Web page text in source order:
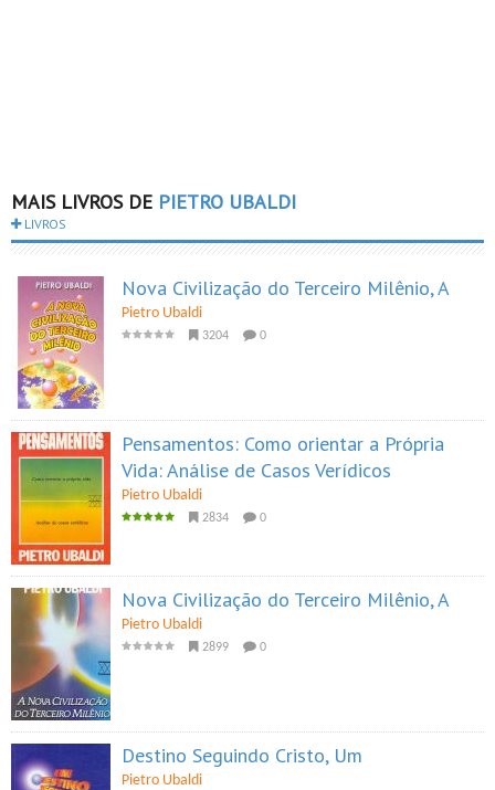
MAIS LIVROS DE PIETRO UBALDI
LIVROS
Nova Civilização do Terceiro Milênio, A
Pietro Ubaldi
3204 0
Pensamentos: Como orientar a Própria
Vida: Análise de Casos Verídicos
Pietro Ubaldi
2834 0
Nova Civilização do Terceiro Milênio, A
Pietro Ubaldi
2899 0
Destino Seguindo Cristo, Um
Pietro Ubaldi